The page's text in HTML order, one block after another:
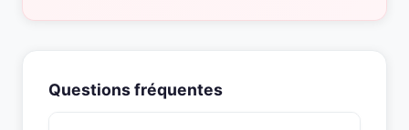
Questions fréquentes